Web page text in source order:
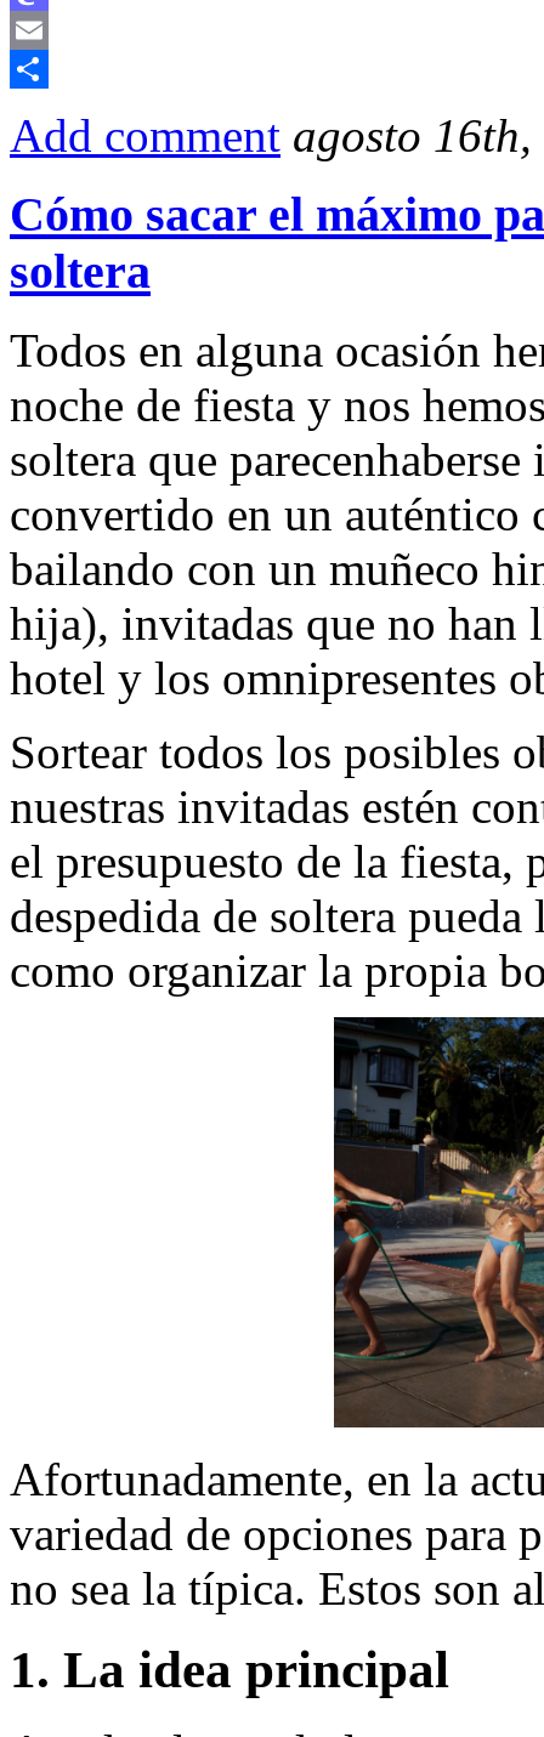
Mastodon
Email
Add comment agosto
Cómo sacar el máximo
soltera
Todos en alguna ocasión
noche de fiesta y nos
soltera que
convertido en un auténtico
bailando con un muñeco
hija), invitadas que no han
hotel y los omnipresentes
Sortear todos los posibles
nuestras invitadas estén
el presupuesto de la fiesta,
despedida de soltera
como organizar la propia
Afortunadamente, en la
variedad de opciones para
no sea la típica. Estos son
1. La idea principal